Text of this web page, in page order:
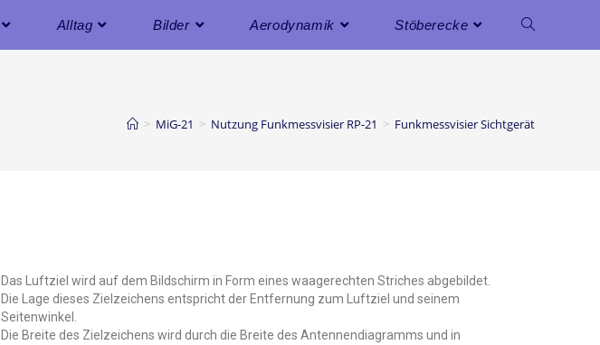
Alltag Bilder Aerodynamik Stöberecke
> MiG-21 > Nutzung Funkmessvisier RP-21 > Funkmessvisier Sichtgerät
Das Luftziel wird auf dem Bildschirm in Form eines waagerechten Striches abgebildet.
Die Lage dieses Zielzeichens entspricht der Entfernung zum Luftziel und seinem
Seitenwinkel.
Die Breite des Zielzeichens wird durch die Breite des Antennendiagramms und in